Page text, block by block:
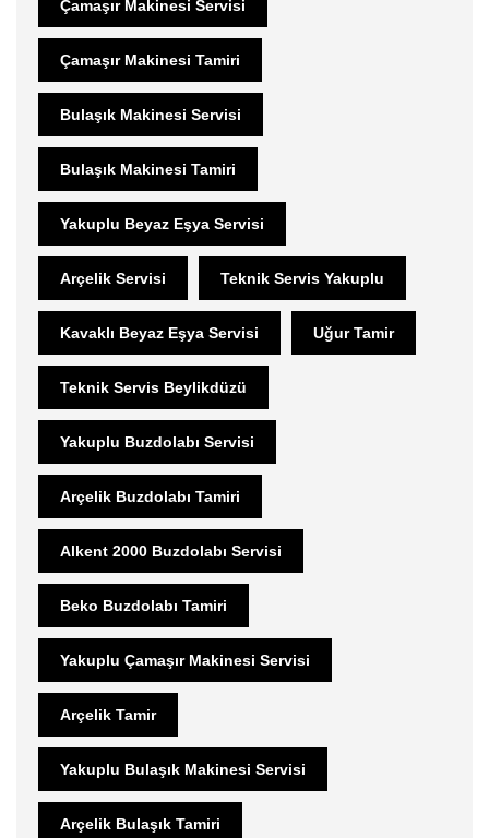
Çamaşır Makinesi Servisi
Çamaşır Makinesi Tamiri
Bulaşık Makinesi Servisi
Bulaşık Makinesi Tamiri
Yakuplu Beyaz Eşya Servisi
Arçelik Servisi Teknik Servis Yakuplu
Kavaklı Beyaz Eşya Servisi Uğur Tamir
Teknik Servis Beylikdüzü
Yakuplu Buzdolabı Servisi
Arçelik Buzdolabı Tamiri
Alkent 2000 Buzdolabı Servisi
Beko Buzdolabı Tamiri
Yakuplu Çamaşır Makinesi Servisi
Arçelik Tamir
Yakuplu Bulaşık Makinesi Servisi
Arçelik Bulaşık Tamiri